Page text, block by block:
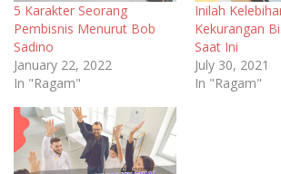
5 Karakter Seorang
Pembisnis Menurut Bob
Sadino
January 22, 2022
In "Ragam"
Inilah
Kekurangan
Saat Ini
July 30, 2021
In "Ragam"